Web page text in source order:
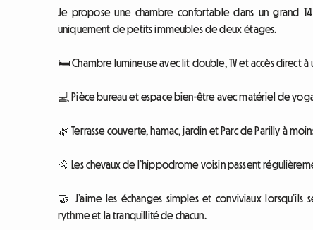
Je propose une chambre confortable dans un grand
uniquement de petits immeubles de deux étages.
🛏️ Chambre lumineuse avec lit double, TV et accès direct à
💻 Pièce bureau et espace bien-être avec matériel de
🌿 Terrasse couverte, hamac, jardin et Parc de Parilly à
🐴 Les chevaux de l’hippodrome voisin passent
🤝 J’aime les échanges simples et conviviaux
rythme et la tranquillité de chacun.